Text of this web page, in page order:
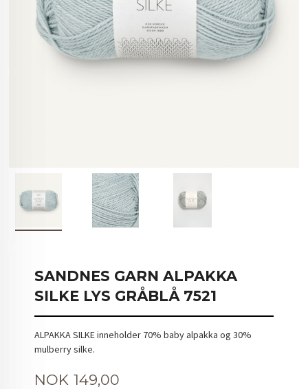
SANDNES GARN ALPAKKA
SILKE LYS GRÅBLÅ 7521
ALPAKKA SILKE inneholder 70% baby alpakka og 30%
mulberry silke.
Pris
NOK 149,00